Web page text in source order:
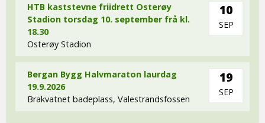
HTB kaststevne friidrett Osterøy
Stadion torsdag 10. september frå kl.
18.30
Osterøy Stadion
10
SEP
Bergan Bygg Halvmaraton laurdag
19.9.2026
Brakvatnet badeplass, Valestrandsfossen
19
SEP